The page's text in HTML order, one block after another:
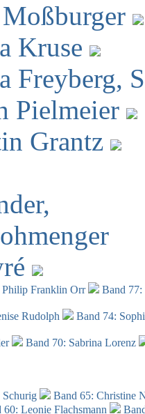
Kruse
Freyberg,
Pielmeier
Grantz
Philip Franklin Orr
Band
Rudolph
Band 74:
Band 70: Sabrina Lorenz
Schurig
Band 65: Christine
60: Leonie Flachsmann